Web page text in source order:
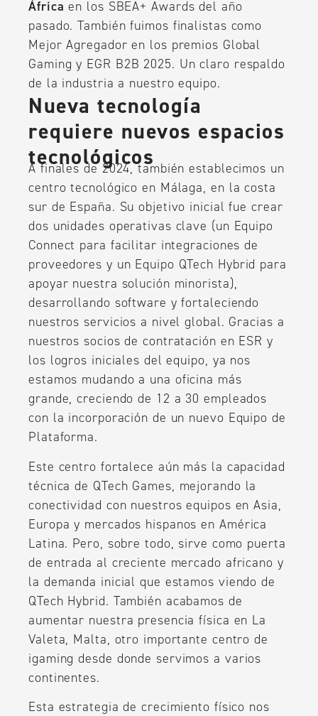
África en los SBEA+ Awards del año
pasado. También fuimos finalistas como
Mejor Agregador en los premios Global
Gaming y EGR B2B 2025. Un claro respaldo
de la industria a nuestro equipo.
Nueva tecnología
requiere nuevos espacios
tecnológicos
A finales de 2024, también establecimos un
centro tecnológico en Málaga, en la costa
sur de España. Su objetivo inicial fue crear
dos unidades operativas clave (un Equipo
Connect para facilitar integraciones de
proveedores y un Equipo QTech Hybrid para
apoyar nuestra solución minorista),
desarrollando software y fortaleciendo
nuestros servicios a nivel global. Gracias a
nuestros socios de contratación en ESR y
los logros iniciales del equipo, ya nos
estamos mudando a una oficina más
grande, creciendo de 12 a 30 empleados
con la incorporación de un nuevo Equipo de
Plataforma.
Este centro fortalece aún más la capacidad
técnica de QTech Games, mejorando la
conectividad con nuestros equipos en Asia,
Europa y mercados hispanos en América
Latina. Pero, sobre todo, sirve como puerta
de entrada al creciente mercado africano y
la demanda inicial que estamos viendo de
QTech Hybrid. También acabamos de
aumentar nuestra presencia física en La
Valeta, Malta, otro importante centro de
igaming desde donde servimos a varios
continentes.
Esta estrategia de crecimiento físico nos